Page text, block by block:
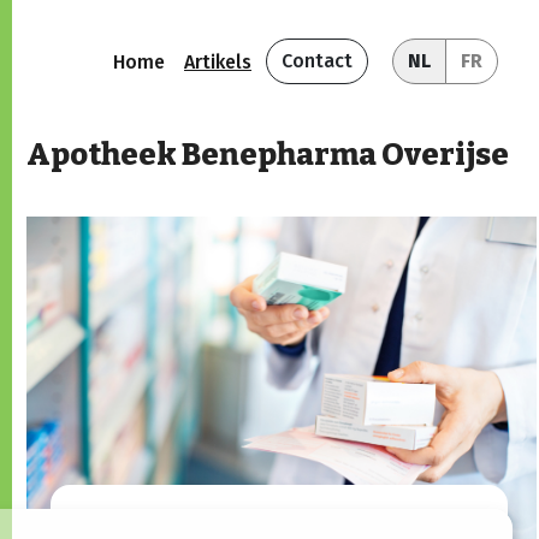
Home Artikels Contact NL FR
Apotheek Benepharma Overijse